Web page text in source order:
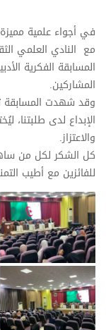
في أجواء علمية
مع النادي العلمي
المسابقة الفكرية
المشاركين.
وقد شهدت المسابقة
الإبداع لدى طلبتنا،
والاعتزاز.
كل الشكر لكل من
للفائزين مع أطيب